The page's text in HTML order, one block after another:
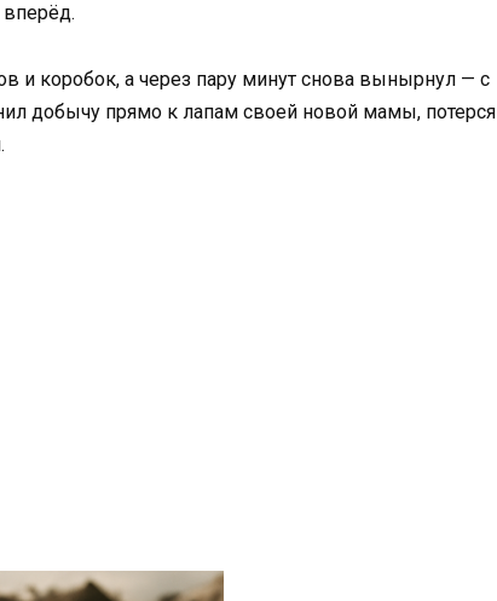
и коробок, а через пару минут снова вынырнул — с
добычу прямо к лапам своей новой мамы, потерся